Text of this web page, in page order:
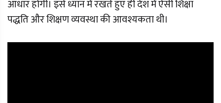
आधार होगी। इसे ध्यान में रखते हुए ही देश में ऐसी शिक्षा
पद्धति और शिक्षण व्यवस्था की आवश्यकता थी।